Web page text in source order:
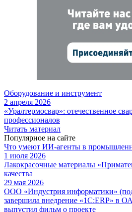
Оборудование и инструмент
2 апреля 2026
«Уралтермосвар»: отечественное
профессионалов
Читать материал
Популярное на сайте
Что умеют ИИ-агенты в
1 июля 2026
Лакокрасочные материалы
качества
29 мая 2026
ООО «Индустрия информатики»
завершила внедрение «1С:ERP» в
выпустил фильм о проекте